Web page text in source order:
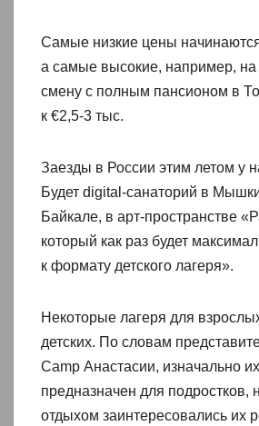
Самые низкие цены начинаются
а самые высокие, например, на
смену с полным пансионом в
к €2,5-3 тыс.
Заезды в России этим летом у
Будет digital-санаторий в
Байкале, в арт-пространстве
который как раз будет
к формату детского лагеря».
Некоторые лагеря для
детских. По словам
Camp Анастасии, изначально
предназначен для подростков,
отдыхом заинтересовались их